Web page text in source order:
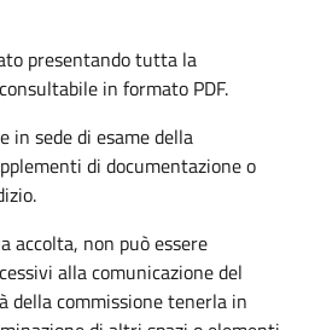
presentando tutta la
in formato PDF.
in sede di esame della
di documentazione o
accolta, non può essere
alla comunicazione del
della commissione tenerla in